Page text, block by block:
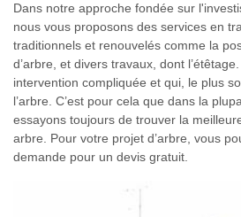
Dans notre approche fondée sur
nous vous proposons des services en
traditionnels et renouvelés comme la
d’arbre, et divers travaux, dont
intervention compliquée et qui, le plus
l’arbre. C’est pour cela que dans la
essayons toujours de trouver la
arbre. Pour votre projet d’arbre, vous
demande pour un devis gratuit.